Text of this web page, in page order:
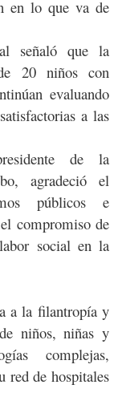
en lo que va de
señaló que la
20 niños con
evaluando
a las
de la
agradeció el
públicos e
compromiso de
social en la
a la filantropía y
niños, niñas y
complejas,
red de hospitales